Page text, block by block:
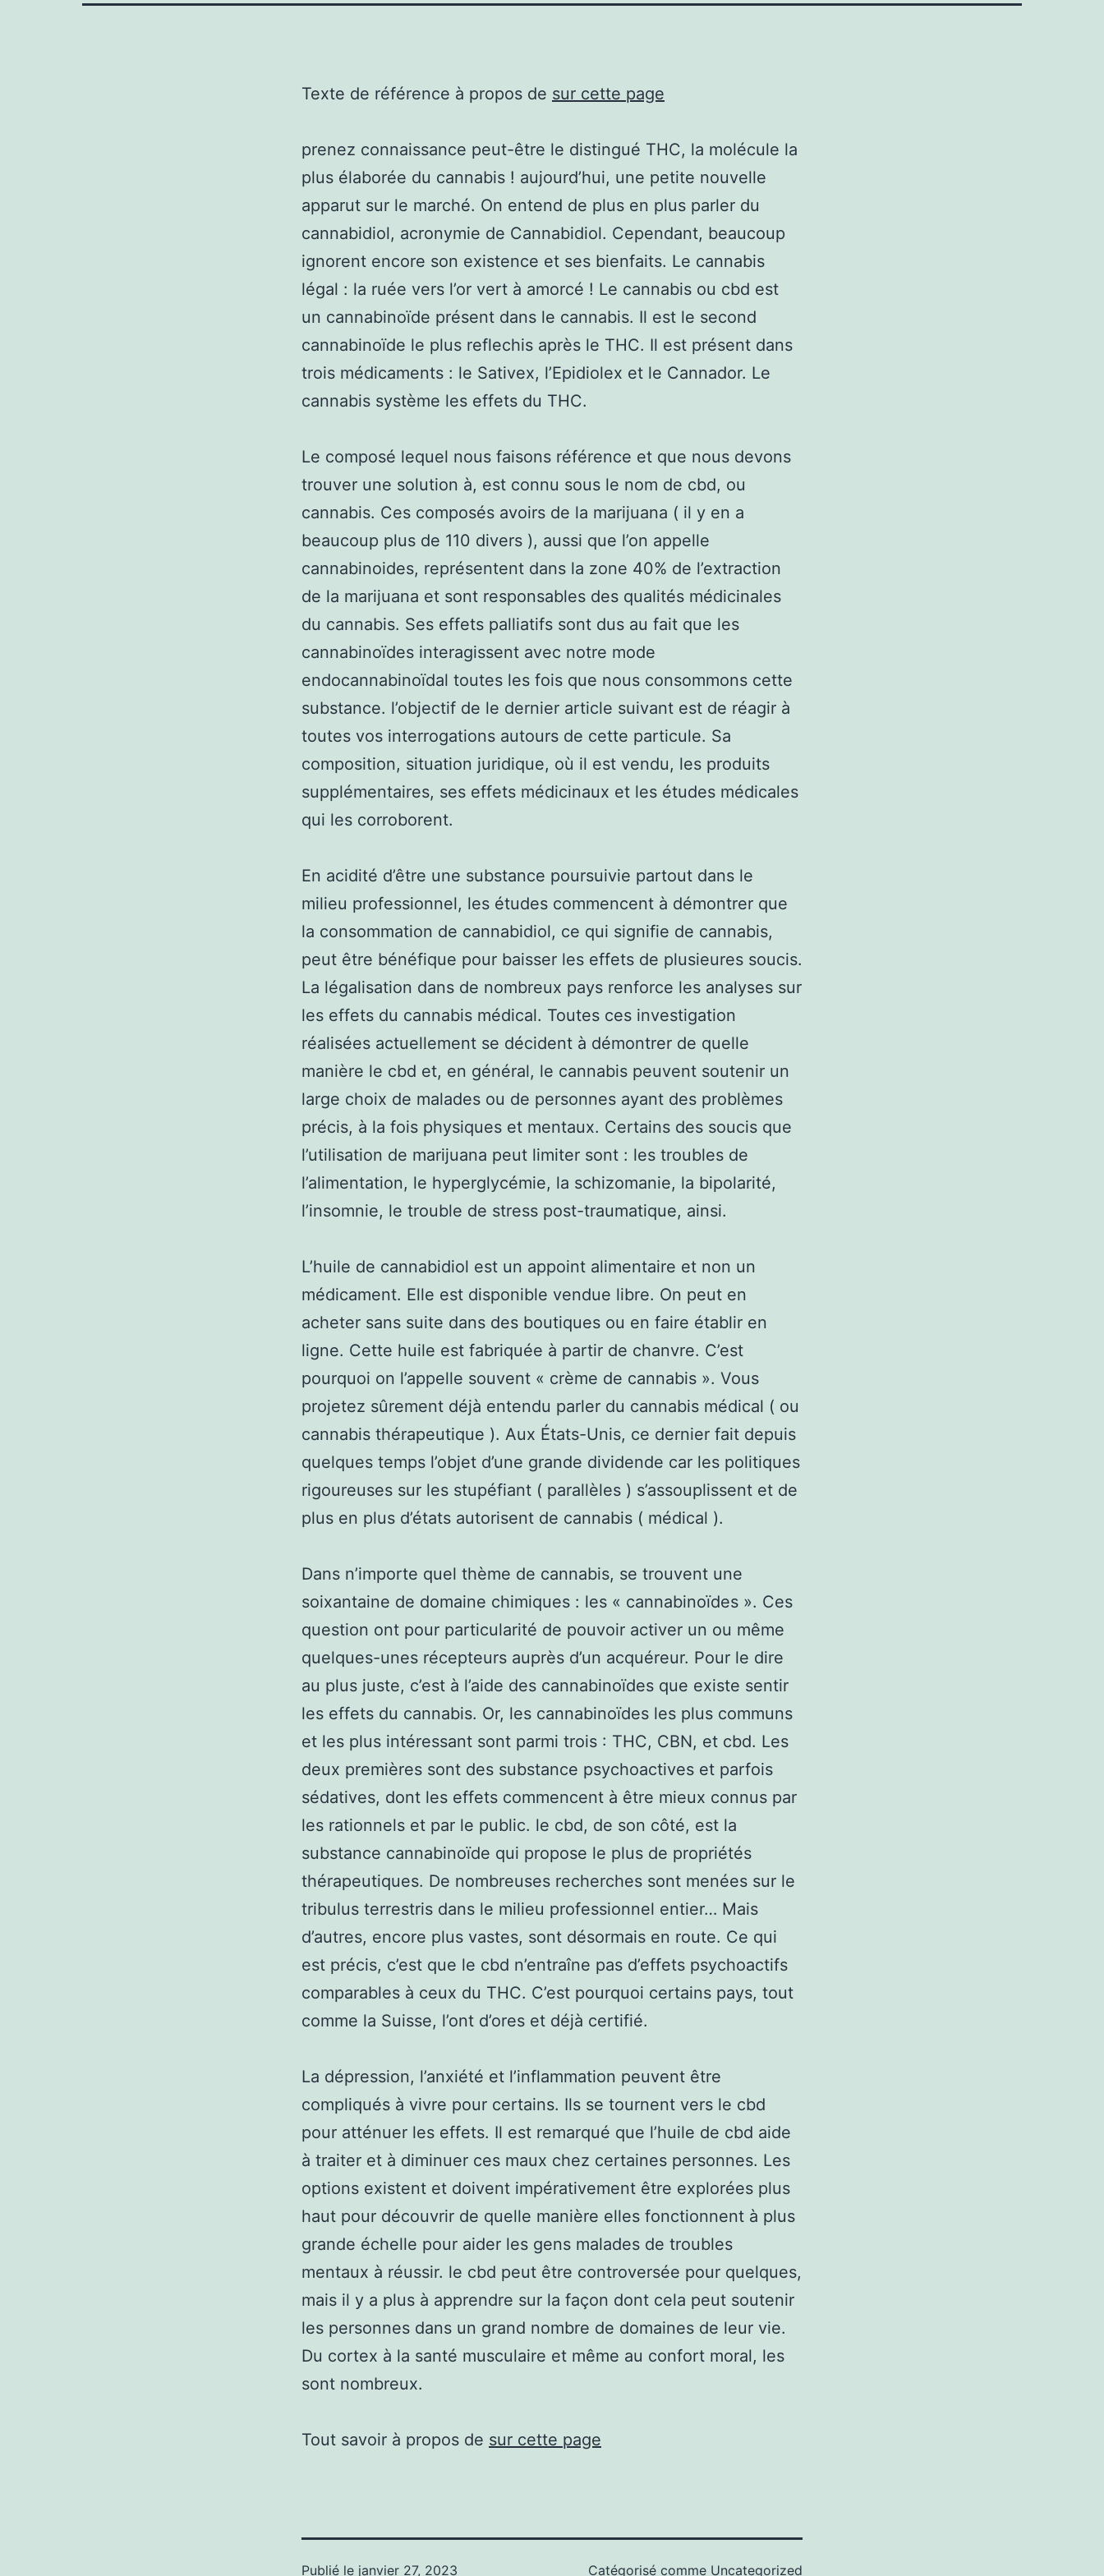
Texte de référence à propos de sur cette page
prenez connaissance peut-être le distingué THC, la molécule la
plus élaborée du cannabis ! aujourd’hui, une petite nouvelle
apparut sur le marché. On entend de plus en plus parler du
cannabidiol, acronymie de Cannabidiol. Cependant, beaucoup
ignorent encore son existence et ses bienfaits. Le cannabis
légal : la ruée vers l’or vert à amorcé ! Le cannabis ou cbd est
un cannabinoïde présent dans le cannabis. Il est le second
cannabinoïde le plus reflechis après le THC. Il est présent dans
trois médicaments : le Sativex, l’Epidiolex et le Cannador. Le
cannabis système les effets du THC.
Le composé lequel nous faisons référence et que nous devons
trouver une solution à, est connu sous le nom de cbd, ou
cannabis. Ces composés avoirs de la marijuana ( il y en a
beaucoup plus de 110 divers ), aussi que l’on appelle
cannabinoides, représentent dans la zone 40% de l’extraction
de la marijuana et sont responsables des qualités médicinales
du cannabis. Ses effets palliatifs sont dus au fait que les
cannabinoïdes interagissent avec notre mode
endocannabinoïdal toutes les fois que nous consommons cette
substance. l’objectif de le dernier article suivant est de réagir à
toutes vos interrogations autours de cette particule. Sa
composition, situation juridique, où il est vendu, les produits
supplémentaires, ses effets médicinaux et les études médicales
qui les corroborent.
En acidité d’être une substance poursuivie partout dans le
milieu professionnel, les études commencent à démontrer que
la consommation de cannabidiol, ce qui signifie de cannabis,
peut être bénéfique pour baisser les effets de plusieures soucis.
La légalisation dans de nombreux pays renforce les analyses sur
les effets du cannabis médical. Toutes ces investigation
réalisées actuellement se décident à démontrer de quelle
manière le cbd et, en général, le cannabis peuvent soutenir un
large choix de malades ou de personnes ayant des problèmes
précis, à la fois physiques et mentaux. Certains des soucis que
l’utilisation de marijuana peut limiter sont : les troubles de
l’alimentation, le hyperglycémie, la schizomanie, la bipolarité,
l’insomnie, le trouble de stress post-traumatique, ainsi.
L’huile de cannabidiol est un appoint alimentaire et non un
médicament. Elle est disponible vendue libre. On peut en
acheter sans suite dans des boutiques ou en faire établir en
ligne. Cette huile est fabriquée à partir de chanvre. C’est
pourquoi on l’appelle souvent « crème de cannabis ». Vous
projetez sûrement déjà entendu parler du cannabis médical ( ou
cannabis thérapeutique ). Aux États-Unis, ce dernier fait depuis
quelques temps l’objet d’une grande dividende car les politiques
rigoureuses sur les stupéfiant ( parallèles ) s’assouplissent et de
plus en plus d’états autorisent de cannabis ( médical ).
Dans n’importe quel thème de cannabis, se trouvent une
soixantaine de domaine chimiques : les « cannabinoïdes ». Ces
question ont pour particularité de pouvoir activer un ou même
quelques-unes récepteurs auprès d’un acquéreur. Pour le dire
au plus juste, c’est à l’aide des cannabinoïdes que existe sentir
les effets du cannabis. Or, les cannabinoïdes les plus communs
et les plus intéressant sont parmi trois : THC, CBN, et cbd. Les
deux premières sont des substance psychoactives et parfois
sédatives, dont les effets commencent à être mieux connus par
les rationnels et par le public. le cbd, de son côté, est la
substance cannabinoïde qui propose le plus de propriétés
thérapeutiques. De nombreuses recherches sont menées sur le
tribulus terrestris dans le milieu professionnel entier… Mais
d’autres, encore plus vastes, sont désormais en route. Ce qui
est précis, c’est que le cbd n’entraîne pas d’effets psychoactifs
comparables à ceux du THC. C’est pourquoi certains pays, tout
comme la Suisse, l’ont d’ores et déjà certifié.
La dépression, l’anxiété et l’inflammation peuvent être
compliqués à vivre pour certains. Ils se tournent vers le cbd
pour atténuer les effets. Il est remarqué que l’huile de cbd aide
à traiter et à diminuer ces maux chez certaines personnes. Les
options existent et doivent impérativement être explorées plus
haut pour découvrir de quelle manière elles fonctionnent à plus
grande échelle pour aider les gens malades de troubles
mentaux à réussir. le cbd peut être controversée pour quelques,
mais il y a plus à apprendre sur la façon dont cela peut soutenir
les personnes dans un grand nombre de domaines de leur vie.
Du cortex à la santé musculaire et même au confort moral, les
sont nombreux.
Tout savoir à propos de sur cette page
Publié le janvier 27, 2023 Catégorisé comme Uncategorized